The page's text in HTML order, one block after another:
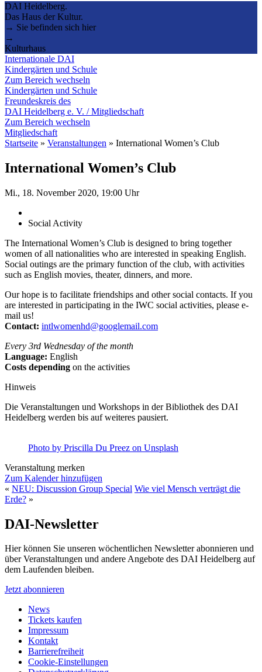
DAI Heidelberg.
Das Haus der Kultur.
→ Sie befinden sich hier
→
Kulturhaus
Internationale DAI
Kindergärten und Schule
Zum Bereich wechseln
Kindergärten und Schule
Freundeskreis des
DAI Heidelberg e. V. / Mitgliedschaft
Zum Bereich wechseln
Mitgliedschaft
Startseite » Veranstaltungen » International Women’s Club
International Women’s Club
Mi., 18. November 2020, 19:00 Uhr
Social Activity
The International Women’s Club is designed to bring together
women of all nationalities who are interested in speaking English.
Social outings are the primary function of the club, with activities
such as English movies, theater, dinners, and more.
Our hope is to facilitate friendships and other social contacts. If you
are interested in participating in the IWC social activities, please e-
mail us!
Contact: intlwomenhd@googlemail.com
Every 3rd Wednesday of the month
Language: English
Costs depending on the activities
Hinweis
Die Veranstaltungen und Workshops in der Bibliothek des DAI
Heidelberg werden bis auf weiteres pausiert.
Photo by Priscilla Du Preez on Unsplash
Veranstaltung merken
Zum Kalender hinzufügen
« NEU: Discussion Group Special Wie viel Mensch verträgt die
Erde? »
DAI-Newsletter
Hier können Sie unseren wöchentlichen Newsletter abonnieren und
über Veranstaltungen und andere Angebote des DAI Heidelberg auf
dem Laufenden bleiben.
Jetzt abonnieren
News
Tickets kaufen
Impressum
Kontakt
Barrierefreiheit
Cookie-Einstellungen